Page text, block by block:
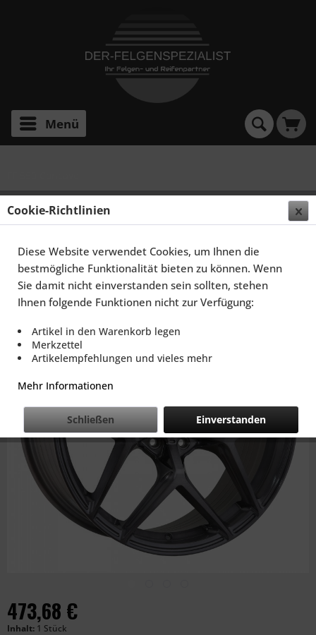
Menü
ELEGANCE WHEELS FF 550 CONCAVE 8,5X20
5X114,3 ET43 LIQUID BRUSHED METAL
473,68 €
Inhalt: 1 Stück
Cookie-Richtlinien
Diese Website verwendet Cookies, um Ihnen die
bestmögliche Funktionalität bieten zu können. Wenn
Sie damit nicht einverstanden sein sollten, stehen
Ihnen folgende Funktionen nicht zur Verfügung:
Artikel in den Warenkorb legen
Merkzettel
Artikelempfehlungen und vieles mehr
Mehr Informationen
Einverstanden
Schließen